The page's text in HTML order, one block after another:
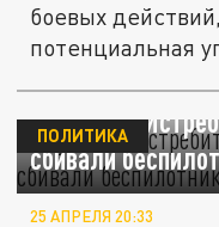
боевых
потенциальная
Sky News:
сбивали
ПОЛИТИКА
25 АПРЕЛЯ 20:33